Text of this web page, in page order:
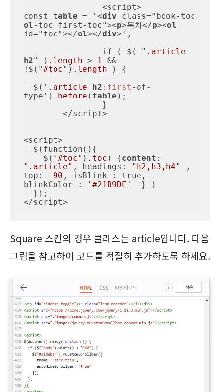
const table = '<div
ol-toc first-toc"><p>목차</p><ol
id="toc"></ol></div>';
		if ( $( "
.article
h2" ) .length > 1 &&
!$("#toc") .length ) {
  $('
.article h2 :first -of-
type') .before ( table );
<script>
    $("
#toc") .toc ( {content
".article" , headings: "h2,h3,h4"
,
top: - 90 , isBlink : true,
blinkColor :
'#21B9DE'
  } )
</script>
Square 스킨의 경우 클래스는 article입니다. 다음
그림을 참고하여 코드를 적절히 추가하도록 하세요.